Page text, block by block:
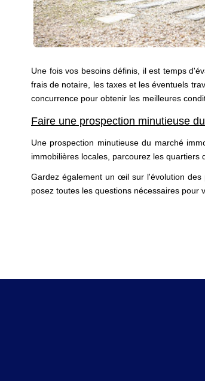
Une fois vos besoins définis, il est temps
frais de notaire, les taxes et les éventuels
concurrence pour obtenir les meilleures
Faire une prospection minutieuse
Une prospection minutieuse du marché
immobilières locales, parcourez les quartiers
Gardez également un œil sur l'évolution
posez toutes les questions nécessaires pour